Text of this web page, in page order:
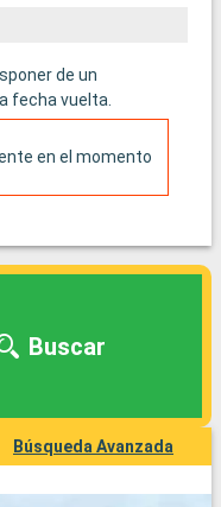
de un
fecha vuelta.
en el momento
Buscar
Búsqueda Avanzada